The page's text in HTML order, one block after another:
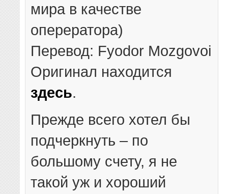
мира в качестве
оперератора)
Перевод: Fyodor Mozgovoi
Оригинал находится
здесь.
Прежде всего хотел бы
подчеркнуть – по
большому счету, я не
такой уж и хороший